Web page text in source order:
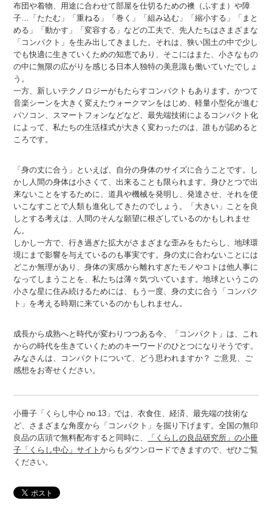
布団や着物、用途に合わせて部屋を仕切るための襖（ふすま）や障
子…「たたむ」「重ねる」「巻く」「組み込む」「縮小する」「まと
める」「動かす」「変容する」などの工夫で、先人たちはさまざまな
「コンパクト」を生み出してきました。それは、狭い国土の中で少し
でも快適に生きていくための知恵であり、そこにはまた、小さなもの
の中に無限の広がりを感じる日本人独特の美意識も働いていたでしょ
う。
一方、新しいテクノロジーがもたらすコンパクトもあります。かつて
音楽シーンを大きく変えたウォークマンをはじめ、軽量小型化が進む
パソコン、スマートフォンなどなど、最先端技術によるコンパクト化
によって、私たちの生活様式が大きく変わったのは、誰もが認めると
ころです。
「身の丈に合う」といえば、自分の身体のサイズに合うことです。し
かし人間の身体は小さくて、出来ることも限られます。身ひとつで出
来ないことをするために、道具や機械を発明し、発達させ、それを使
いこなすことで人類も進化してきたのでしょう。「大きい」ことを良
しとする考えは、人間のそんな願望に根ざしているのかもしれませ
ん。
しかし一方で、行き過ぎた拡大がさまざまな歪みをもたらし、地球環
境にまで影響を与えているのも事実です。身の丈に合わないことには
どこか無理があり、身体の実感から離れすぎたモノやコトは他人事に
なってしまうことを、私たちは薄々気づいています。地球というこの
小さな星に住み続けるためには、もう一度、身の丈に合う「コンパク
ト」を考える時期に来ているのかもしれません。
成長から成熟へと時代が変わりつつある今、「コンパクト」は、これ
からの時代を生きていくためのキーワードのひとつになりそうです。
みなさんは、コンパクトについて、どう思われますか？ ご意見、ご
感想をお寄せください。
小冊子「くらし中心 no.13」では、衣食住、経済、最先端の技術な
ど、さまざまな角度から「コンパクト」を掘り下げます。全国の無印
良品の店頭で無料配布すると同時に、
「くらしの良品研究所」の小冊
子「くらし中心」サイトからもダウンロードできますので、ぜひご覧
ください。